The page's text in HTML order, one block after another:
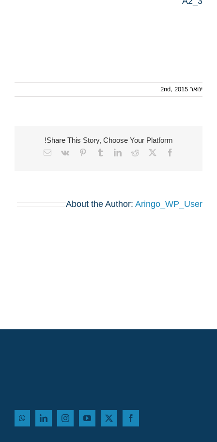
ינואר 2nd, 2015
Share This Story, Choose Your Platform!
Facebook
X
Reddit
LinkedIn
Tumblr
Pinterest
Vk
Email
About the Author: Aringo_WP_User